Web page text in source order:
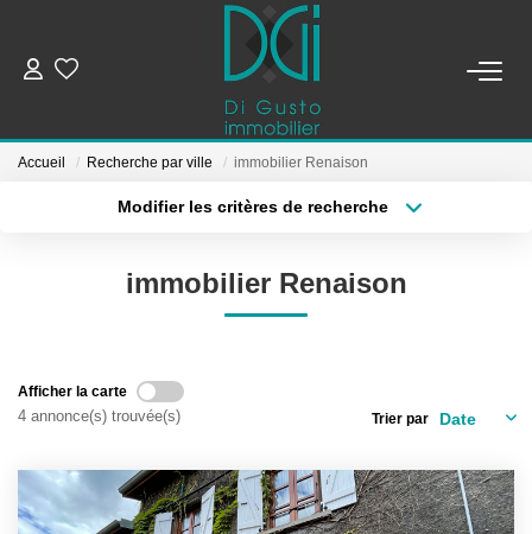
ESTIMER ET METTRE EN VENTE
CONTACT
Accueil Recherche par ville immobilier Renaison
Modifier les critères de recherche
immobilier Renaison
Afficher la carte
4 annonce(s) trouvée(s) Trier par